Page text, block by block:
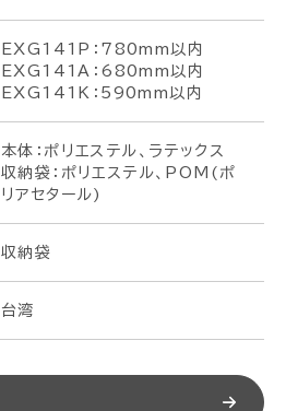
EXG141P：780mm以内
EXG141A：680mm以内
EXG141K：590mm以内
本体：ポリエステル、ラテックス
収納袋：ポリエステル、POM(ポ
リアセタール)
収納袋
台湾